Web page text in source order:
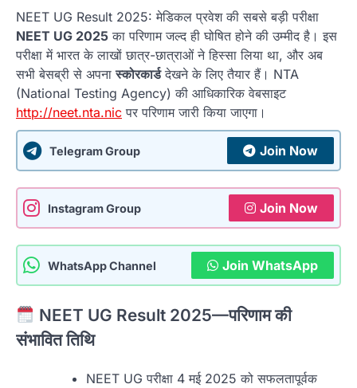
NEET UG Result 2025: मेडिकल प्रवेश की सबसे बड़ी परीक्षा
NEET UG 2025 का परिणाम जल्द ही घोषित होने की उम्मीद है। इस
परीक्षा में भारत के लाखों छात्र-छात्राओं ने हिस्सा लिया था, और अब
सभी बेसब्री से अपनास्कोरकार्डदेखने के लिए तैयार हैं। NTA
(National Testing Agency) की आधिकारिक वेबसाइट
http://neet.nta.nic पर परिणाम जारी किया जाएगा।
Telegram Group Join Now
Instagram Group Join Now
WhatsApp Channel Join WhatsApp
NEET UG Result 2025—परिणाम की
संभावित तिथि
NEET UG परीक्षा 4 मई 2025 को सफलतापूर्वक